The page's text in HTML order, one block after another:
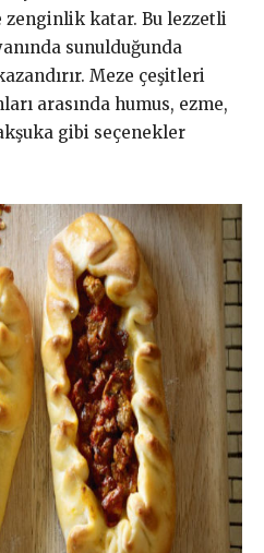
zenginlik katar. Bu lezzetli
sunulduğunda
Meze çeşitleri
arasında humus, ezme,
gibi seçenekler